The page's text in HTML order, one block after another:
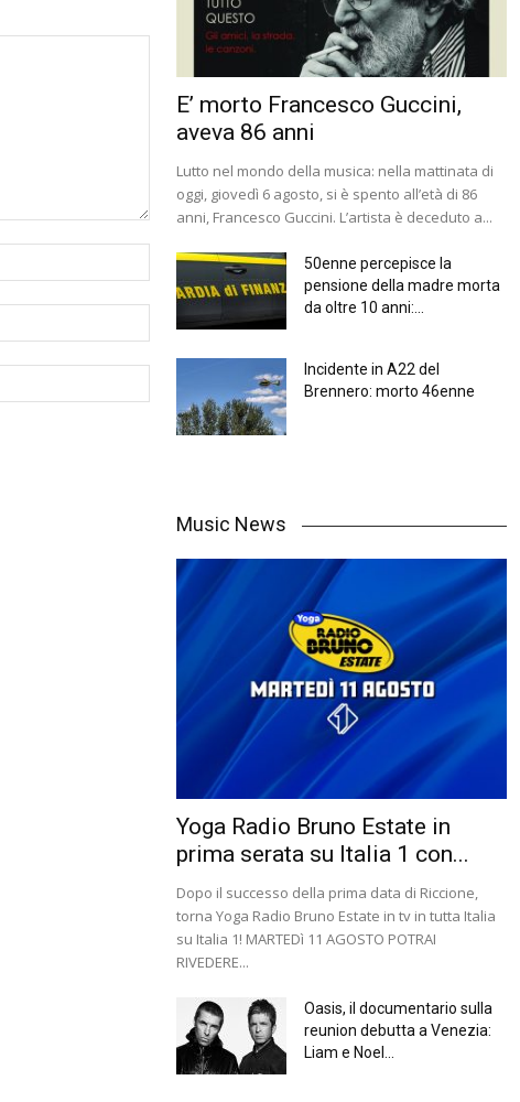
E’ morto Francesco Guccini,
aveva 86 anni
Lutto nel mondo della musica: nella mattinata di
oggi, giovedì 6 agosto, si è spento all’età di 86
anni, Francesco Guccini. L’artista è deceduto a...
50enne percepisce la
pensione della madre morta
da oltre 10 anni:...
Incidente in A22 del
Brennero: morto 46enne
Music News
Yoga Radio Bruno Estate in
prima serata su Italia 1 con...
Dopo il successo della prima data di Riccione,
torna Yoga Radio Bruno Estate in tv in tutta Italia
su Italia 1! MARTEDì 11 AGOSTO POTRAI
RIVEDERE...
Oasis, il documentario sulla
reunion debutta a Venezia:
Liam e Noel...